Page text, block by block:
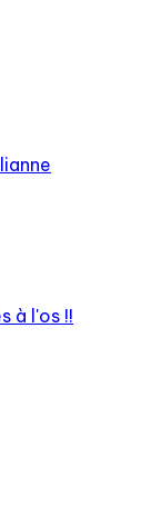
à l'os !!